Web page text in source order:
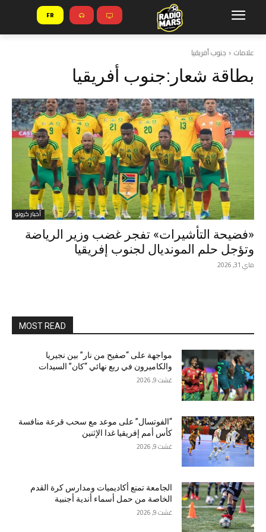
FR
علامات جنوب أفريقيا
بطاقة شعار:جنوب أفريقيا
أخبار كرونو
«فضيحة التأشيرات» تفجر غضب وزير الرياضة
وتؤجل حلم المونديال لجنوب إفريقيا
ماي 31, 2026
MOST READ
مواجهة على “صفيح من نار” بين نجيريا
والكاميرون في ربع نهائي “كان” السيدات
غشت 9, 2026
“الفوتسال” على موعد مع سحب قرعة منافسة
كأس أمم إفريقيا غدا الإثنين
غشت 9, 2026
الجامعة تمنع أكاديميات ومدارس كرة القدم
الخاصة من حمل أسماء أندية أجنبية
غشت 9, 2026